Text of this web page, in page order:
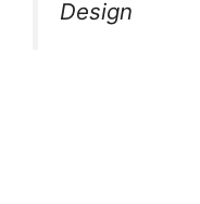
Design